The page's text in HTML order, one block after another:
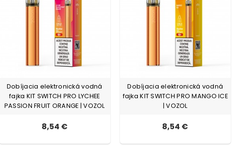
Dobíjacia elektronická vodná
fajka KIT SWITCH PRO LYCHEE
PASSION FRUIT ORANGE | VOZOL
8,54 €
Dobíjacia elektronická vodná
fajka KIT SWITCH PRO MANGO ICE
| VOZOL
8,54 €